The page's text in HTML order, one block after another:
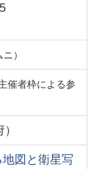
）
催者枠による参
）
図と衛星写